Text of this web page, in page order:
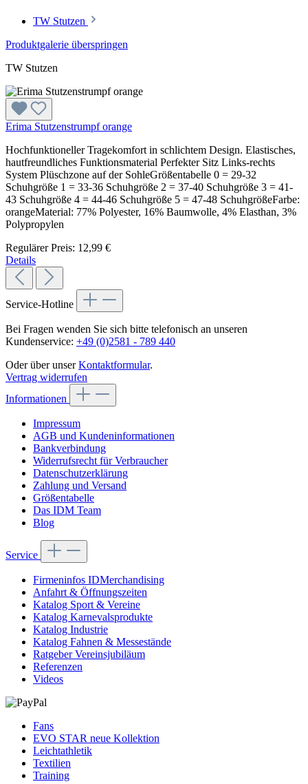
TW Stutzen
Produktgalerie überspringen
TW Stutzen
Erima Stutzenstrumpf orange
Hochfunktioneller Tragekomfort in schlichtem Design. Elastisches,
hautfreundliches Funktionsmaterial Perfekter Sitz Links-rechts
System Plüschzone auf der SohleGrößentabelle 0 = 29-32
Schuhgröße 1 = 33-36 Schuhgröße 2 = 37-40 Schuhgröße 3 = 41-
43 Schuhgröße 4 = 44-46 Schuhgröße 5 = 47-48 SchuhgrößeFarbe:
orangeMaterial: 77% Polyester, 16% Baumwolle, 4% Elasthan, 3%
Polypropylen
Regulärer Preis: 12,99 €
Details
Service-Hotline
Bei Fragen wenden Sie sich bitte telefonisch an unseren
Kundenservice: +49 (0)2581 - 789 440
Oder über unserKontaktformular.
Vertrag widerrufen
Informationen
Impressum
AGB und Kundeninformationen
Bankverbindung
Widerrufsrecht für Verbraucher
Datenschutzerklärung
Zahlung und Versand
Größentabelle
Das IDM Team
Blog
Service
Firmeninfos IDMerchandising
Anfahrt & Öffnungszeiten
Katalog Sport & Vereine
Katalog Karnevalsprodukte
Katalog Industrie
Katalog Fahnen & Messestände
Ratgeber Vereinsjubiläum
Referenzen
Videos
Fans
EVO STAR neue Kollektion
Leichtathletik
Textilien
Training